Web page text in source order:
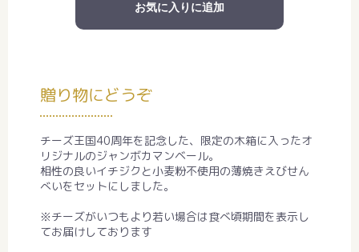
お気に入りに追加
贈り物にどうぞ
チーズ王国40周年を記念した、限定の木箱に入ったオ
リジナルのジャンボカマンベール。
相性の良いイチジクと小麦粉不使用の薄焼きえびせん
べいをセットにしました。
※チーズがいつもより若い場合は食べ頃期間を表示し
てお届けしております